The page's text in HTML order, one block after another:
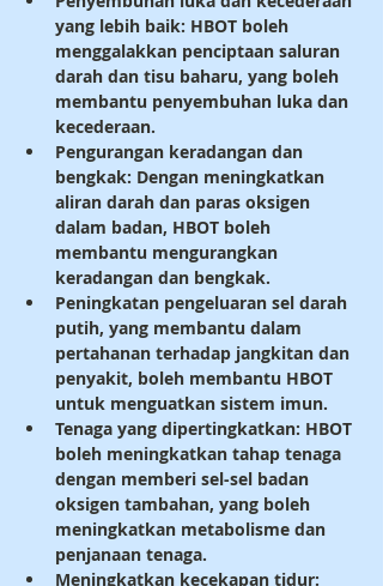
yang lebih baik: HBOT boleh
menggalakkan penciptaan saluran
darah dan tisu baharu, yang boleh
membantu penyembuhan luka dan
kecederaan.
Pengurangan keradangan dan
bengkak: Dengan meningkatkan
aliran darah dan paras oksigen
dalam badan, HBOT boleh
membantu mengurangkan
keradangan dan bengkak.
Peningkatan pengeluaran sel darah
putih, yang membantu dalam
pertahanan terhadap jangkitan dan
penyakit, boleh membantu HBOT
untuk menguatkan sistem imun.
Tenaga yang dipertingkatkan: HBOT
boleh meningkatkan tahap tenaga
dengan memberi sel-sel badan
oksigen tambahan, yang boleh
meningkatkan metabolisme dan
penjanaan tenaga.
Meningkatkan kecekapan tidur: